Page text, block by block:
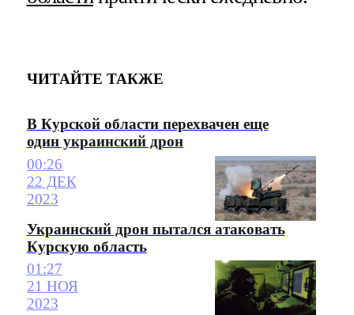
ЧИТАЙТЕ ТАКЖЕ
В Курской области перехвачен еще
один украинский дрон
00:26
22 ДЕК
2023
Украинский дрон пытался атаковать
Курскую область
01:27
21 НОЯ
2023